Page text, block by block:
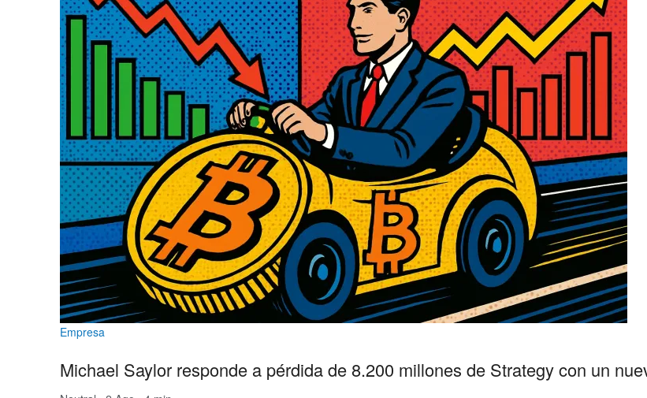
Empresa
Michael Saylor responde a pérdida de 8.200 millones de Strategy con un